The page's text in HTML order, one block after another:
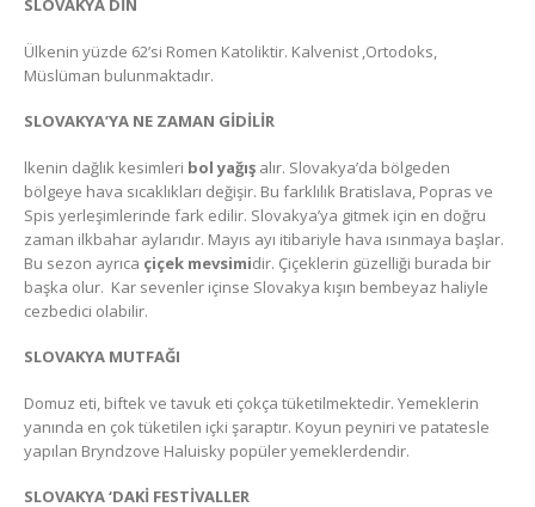
SLOVAKYA DİN
Ülkenin yüzde 62’si Romen Katoliktir. Kalvenist ,Ortodoks,
Müslüman bulunmaktadır.
SLOVAKYA’YA NE ZAMAN GİDİLİR
lkenin dağlık kesimleri bol yağış alır. Slovakya’da bölgeden
bölgeye hava sıcaklıkları değişir. Bu farklılık Bratislava, Popras ve
Spis yerleşimlerinde fark edilir. Slovakya’ya gitmek için en doğru
zaman ilkbahar aylarıdır. Mayıs ayı itibariyle hava ısınmaya başlar.
Bu sezon ayrıca çiçek mevsimidir. Çiçeklerin güzelliği burada bir
başka olur. Kar sevenler içinse Slovakya kışın bembeyaz haliyle
cezbedici olabilir.
SLOVAKYA MUTFAĞI
Domuz eti, biftek ve tavuk eti çokça tüketilmektedir. Yemeklerin
yanında en çok tüketilen içki şaraptır. Koyun peyniri ve patatesle
yapılan Bryndzove Haluisky popüler yemeklerdendir.
SLOVAKYA ‘DAKİ FESTİVALLER